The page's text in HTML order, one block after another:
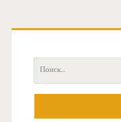
О
П
о